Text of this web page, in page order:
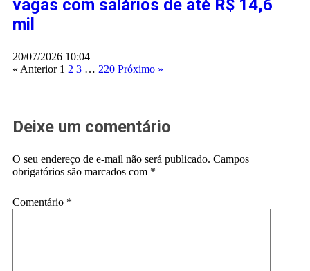
vagas com salários de até R$ 14,6
mil
20/07/2026 10:04
« Anterior 1 2 3 … 220 Próximo »
Deixe um comentário
O seu endereço de e-mail não será publicado. Campos
obrigatórios são marcados com *
Comentário *